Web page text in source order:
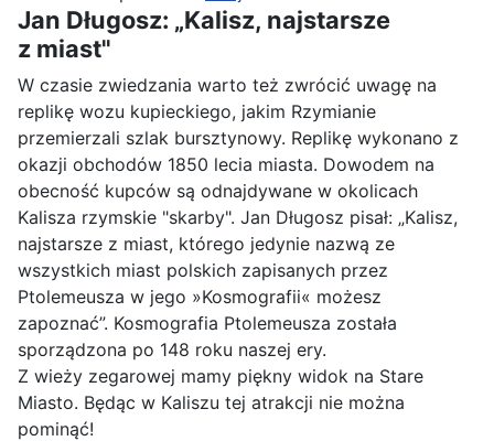
Jan Długosz: „Kalisz, najstarsze
z miast"
W czasie zwiedzania warto też zwrócić uwagę na
replikę wozu kupieckiego, jakim Rzymianie
przemierzali szlak bursztynowy. Replikę wykonano z
okazji obchodów 1850 lecia miasta. Dowodem na
obecność kupców są odnajdywane w okolicach
Kalisza rzymskie "skarby". Jan Długosz pisał: „Kalisz,
najstarsze z miast, którego jedynie nazwą ze
wszystkich miast polskich zapisanych przez
Ptolemeusza w jego »Kosmografii« możesz
zapoznać”. Kosmografia Ptolemeusza została
sporządzona po 148 roku naszej ery.
Z wieży zegarowej mamy piękny widok na Stare
Miasto. Będąc w Kaliszu tej atrakcji nie można
pominąć!